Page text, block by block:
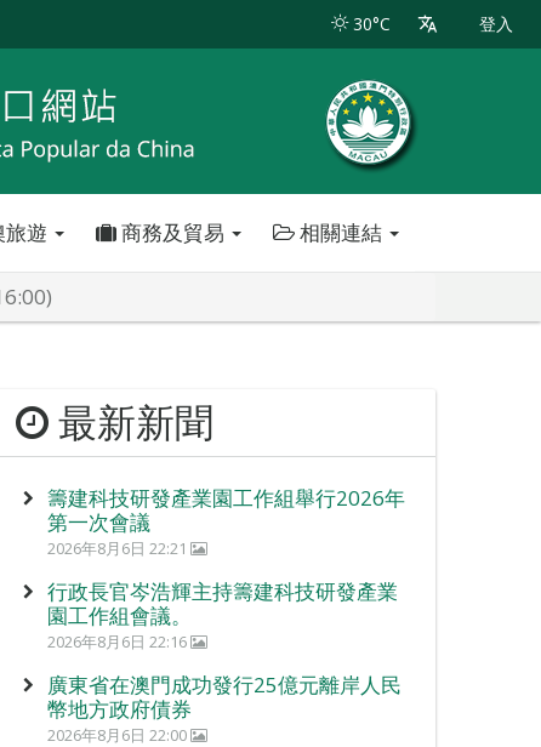
30°C 登入
遊 商務及貿易 相關連結
最新新聞
籌建科技研發產業園工作組舉行2026年
第一次會議
2026年8月6日 22:21
行政長官岑浩輝主持籌建科技研發產業
園工作組會議。
2026年8月6日 22:16
廣東省在澳門成功發行25億元離岸人民
幣地方政府債券
2026年8月6日 22:00